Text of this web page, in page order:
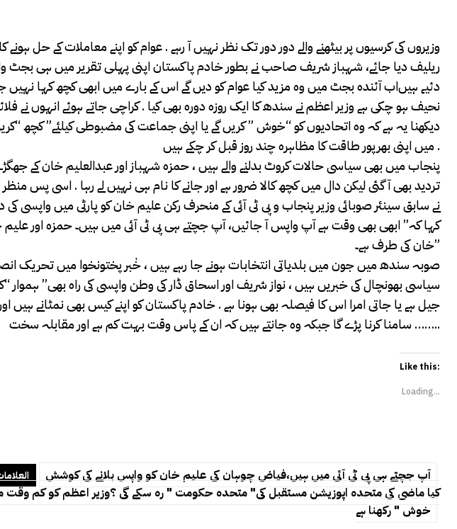
وزیروں کی کرسیوں پر بیٹھنے والے دور دور تک نظر نہیں آ رہے . عوام کو اپنے معاملات کے حل
ریلیف دیا جائے، شہباز شریف صاحب نے بطور خادم پاکستان اپنی پہلی تقریر میں ہی بجٹ
دئیے ہیں‌اب آئندہ بجٹ میں وہ مزید کیا عوام کو دیں گے اس کے بارے میں ابھی کچھ کہا
نحیف ہو چکی ہے وزیر اعظم نے سندھ کا ایک روزہ دورہ بھی کیا . کراچی جاتے ہوئے انہوں نے
دیکھنا یہ ہے کہ وہ اتحادیوں کو “خوش ” کریں گے یا اپنی جماعت کی مضبوطی کیلئے” کچھ
میں اپنی بھرپور طاقت کا مظاہرہ چند روز قبل کر چکے ہیں .
پنجاب میں بھی سیاسی حالات کروٹ بدلنے والے ہیں ، حمزہ شہباز اور عبدالعلیم خان کے
تردید بھی آ گئی لیکن دال میں کچھ کالا ضرور ہے اور جانے کا نام ہی نہیں لے رہا . اسی پس
نے سابق سینئر صوبائی وزیر پنجاب و پی ٹی آئی کے منحرف رکن علیم خان کو پارٹی میں
کہا کہ” ابھی بھی وقت ہے آپ واپس آ جائیں، آپ جچتے ہی پی ٹی آئی میں ہیں۔ حمزہ اور
خان کی طرف ہے۔”
صوبہ سندھ میں جون میں بلدیاتی انتخابات ہونے جا رہے ہیں ، خٰبر پختونخوا میں تحریک
سیاسی بھونچال کی خبریں ہیں ، نواز شریف اور اسحاق ڈار کی وطن واپسی کی راہ بھی” ہموار
جیل ہے یا جاتی امرا اس کا فیصلہ بھی ہونا ہے . خادم پاکستان کو اپنے کیس بھی نمٹانے ہیں
سامنا کرنا پڑے گا جبکہ وہ جانتے ہیں کہ ان کے پاس وقت بہت کم ہے اور مقابلہ سخت ……..
Like this:
Loading...
آپ جچتے ہی پی ٹی آئی میں ہیں،فیاض چوہان کی علیم خان کو واپس بلانے کی کوشش
کیا ماضی کی متحدہ اپوزیشن مستقبل کی" متحدہ حکومت " رہ سکے گی ؟وزیر اعظم کو کم وقت
خوش " رکھنا ہے